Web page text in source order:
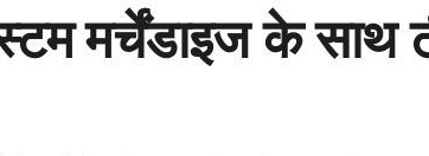
मर्चेंडाइज के साथ